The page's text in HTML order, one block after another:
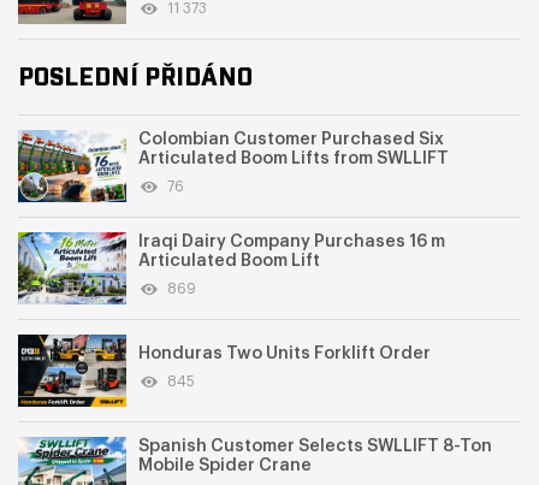
11 373
POSLEDNÍ PŘIDÁNO
Colombian Customer Purchased Six
Articulated Boom Lifts from SWLLIFT
76
Iraqi Dairy Company Purchases 16 m
Articulated Boom Lift
869
Honduras Two Units Forklift Order
845
Spanish Customer Selects SWLLIFT 8-Ton
Mobile Spider Crane